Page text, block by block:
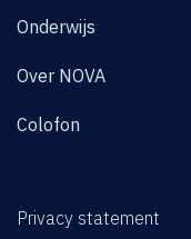
Onderwijs
Over NOVA
Colofon
Privacy statement